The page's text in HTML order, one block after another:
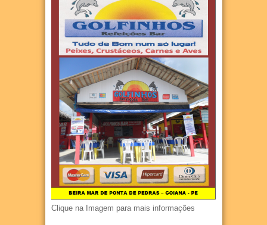
Clique na Imagem para mais informações